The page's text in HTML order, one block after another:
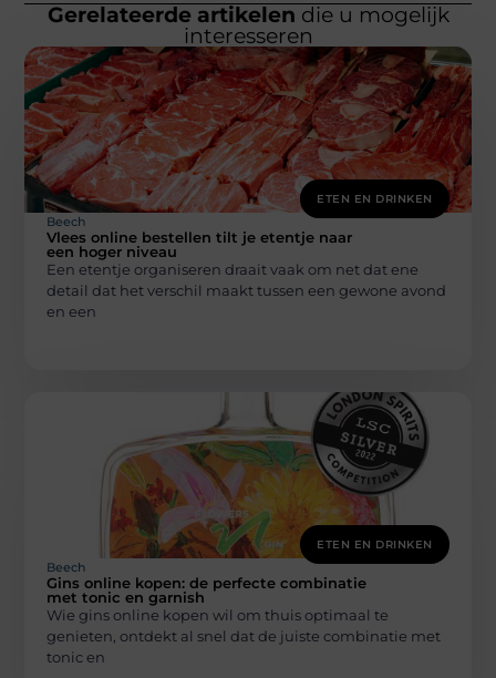
Gerelateerde artikelen die u mogelijk
interesseren
ETEN EN DRINKEN
Beech
Vlees online bestellen tilt je etentje naar
een hoger niveau
Een etentje organiseren draait vaak om net dat ene
detail dat het verschil maakt tussen een gewone avond
en een
ETEN EN DRINKEN
Beech
Gins online kopen: de perfecte combinatie
met tonic en garnish
Wie gins online kopen wil om thuis optimaal te
genieten, ontdekt al snel dat de juiste combinatie met
tonic en